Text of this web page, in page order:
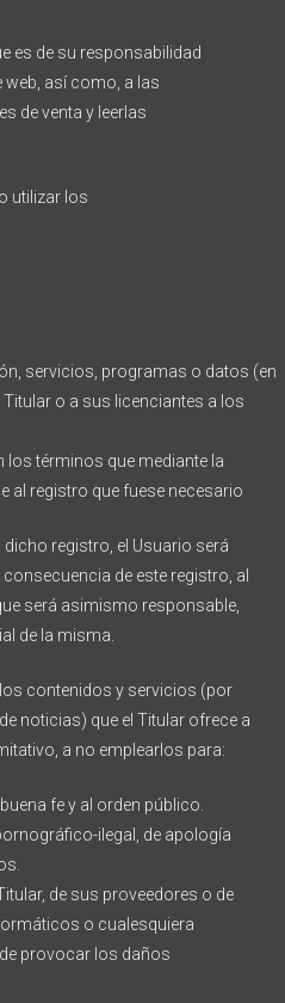
es de su responsabilidad
web, así como, a las
de venta y leerlas
utilizar los
servicios, programas o datos (en
Titular o a sus licenciantes a los
los términos que mediante la
al registro que fuese necesario
registro, el Usuario será
de este registro, al
será asimismo responsable,
de la misma.
contenidos y servicios (por
noticias) que el Titular ofrece a
a no emplearlos para:
fe y al orden público.
ilegal, de apología
de sus proveedores o de
o cualesquiera
provocar los daños